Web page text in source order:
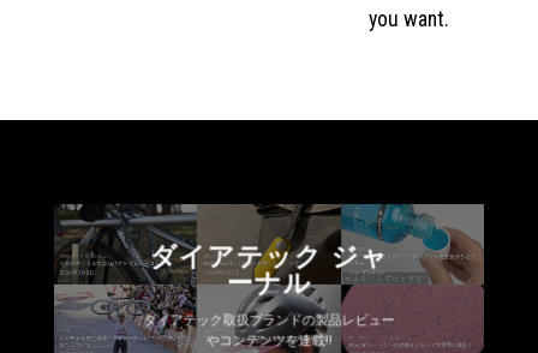
you want.
ダイアテック ジャ
ーナル
ダイアテック取扱ブランドの製品レビュー
やコンテンツを連載!!